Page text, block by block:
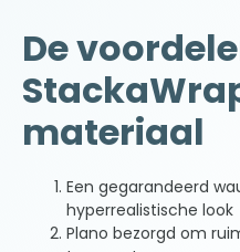
De
materiaal
Een gegarandeerd
hyperrealistische look
Plano bezorgd om